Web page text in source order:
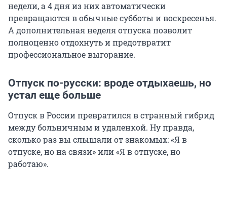
недели, а 4 дня из них автоматически
превращаются в обычные субботы и воскресенья.
А дополнительная неделя отпуска позволит
полноценно отдохнуть и предотвратит
профессиональное выгорание.
Отпуск по-русски: вроде отдыхаешь, но
устал еще больше
Отпуск в России превратился в странный гибрид
между больничным и удаленкой. Ну правда,
сколько раз вы слышали от знакомых: «Я в
отпуске, но на связи» или «Я в отпуске, но
работаю».